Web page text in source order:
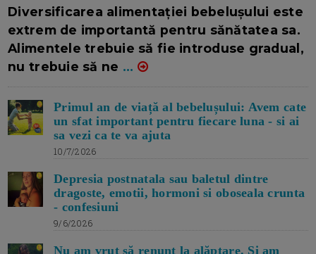
Diversificarea alimentației bebelușului este
extrem de importantă pentru sănătatea sa.
Alimentele trebuie să fie introduse gradual,
nu trebuie să ne ...
Primul an de viață al bebelușului: Avem cate
un sfat important pentru fiecare luna - si ai
sa vezi ca te va ajuta
10/7/2026
Depresia postnatala sau baletul dintre
dragoste, emotii, hormoni si oboseala crunta
- confesiuni
9/6/2026
Nu am vrut să renunț la alăptare. Si am